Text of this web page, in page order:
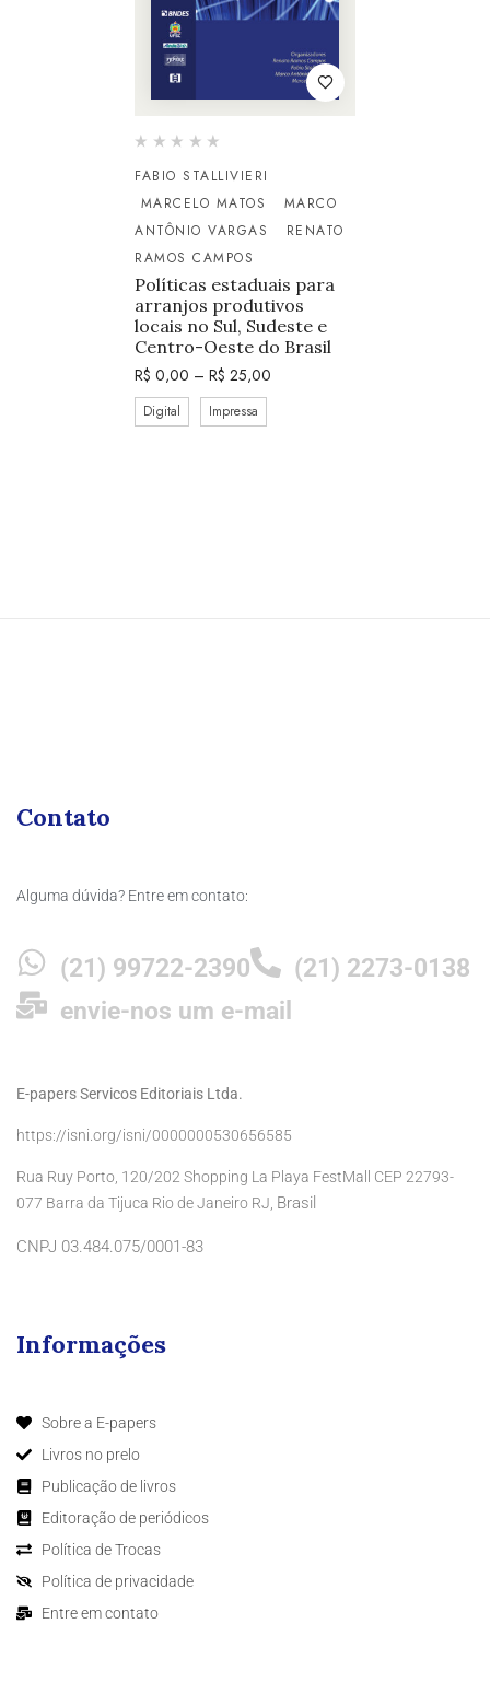
FABIO STALLIVIERI
MARCELO MATOS
MARCO
ANTÔNIO VARGAS
RENATO
RAMOS CAMPOS
Políticas estaduais para
arranjos produtivos
locais no Sul, Sudeste e
Centro-Oeste do Brasil
R$ 0,00 – R$ 25,00
Digital Impressa
Contato
Alguma dúvida? Entre em contato:
(21) 99722-2390
(21) 2273-0138
envie-nos um e-mail
E-papers Servicos Editoriais Ltda.
https://isni.org/isni/0000000530656585
Rua Ruy Porto, 120/202 Shopping La Playa FestMall CEP 22793-
077 Barra da Tijuca Rio de Janeiro RJ, Brasil
CNPJ 03.484.075/0001-83
Informações
Sobre a E-papers
Livros no prelo
Publicação de livros
Editoração de periódicos
Política de Trocas
Política de privacidade
Entre em contato